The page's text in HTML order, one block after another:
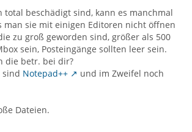
total beschädigt sind, kann es manchmal
man sie mit einigen Editoren nicht öffnen
zu groß geworden sind, größer als 500
sein, Posteingänge sollten leer sein.
die betr. bei dir?
sind Notepad++
und im Zweifel noch
Dateien.